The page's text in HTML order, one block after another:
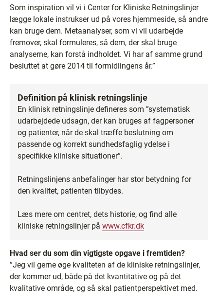
Som inspiration vil vi i Center for Kliniske Retningslinjer
lægge lokale instrukser ud på vores hjemmeside, så andre
kan bruge dem. Metaanalyser, som vi vil udarbejde
fremover, skal formuleres, så dem, der skal bruge
analyserne, kan forstå indholdet. Vi har af samme grund
besluttet at gøre 2014 til formidlingens år.”
Definition på klinisk retningslinje
En klinisk retningslinje defineres som ”systematisk
udarbejdede udsagn, der kan bruges af fagpersoner
og patienter, når de skal træffe beslutning om
passende og korrekt sundhedsfaglig ydelse i
specifikke kliniske situationer”.
Retningslinjens anbefalinger har stor betydning for
den kvalitet, patienten tilbydes.
Læs mere om centret, dets historie, og find alle
kliniske retningslinjer på www.cfkr.dk
Hvad ser du som din vigtigste opgave i fremtiden?
”Jeg vil gerne øge kvaliteten af de kliniske retningslinjer,
der kommer ud, både på det kvantitative og på det
kvalitative område, og så skal patientperspektivet med.